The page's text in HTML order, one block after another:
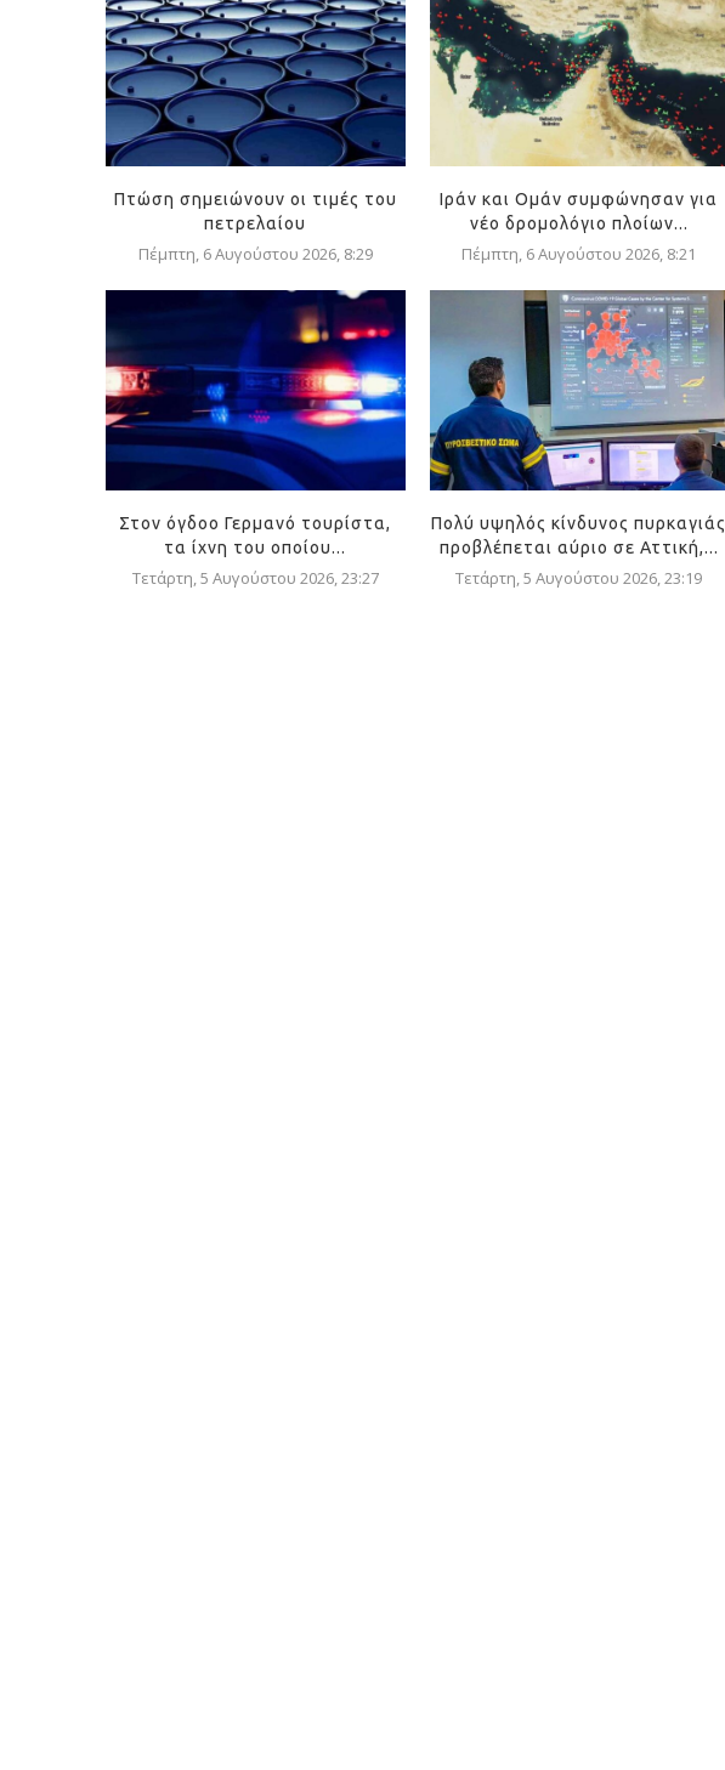
Πτώση σημειώνουν οι τιμές του
πετρελαίου
Πέμπτη, 6 Αυγούστου 2026, 8:29
Ιράν και Ομάν συμφώνησαν για
νέο δρομολόγιο πλοίων...
Πέμπτη, 6 Αυγούστου 2026, 8:21
Στον όγδοο Γερμανό τουρίστα,
τα ίχνη του οποίου...
Τετάρτη, 5 Αυγούστου 2026, 23:27
Πολύ υψηλός κίνδυνος πυρκαγιάς
προβλέπεται αύριο σε Αττική,...
Τετάρτη, 5 Αυγούστου 2026, 23:19